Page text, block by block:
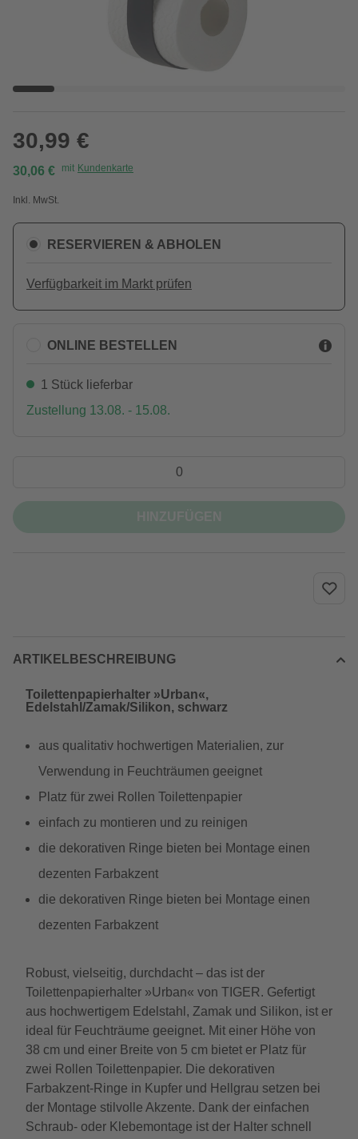
30,99 €
30,06 € mit Kundenkarte
Inkl. MwSt.
RESERVIEREN & ABHOLEN
Verfügbarkeit im Markt prüfen
ONLINE BESTELLEN
1 Stück lieferbar
Zustellung 13.08. - 15.08.
ARTIKELBESCHREIBUNG
Toilettenpapierhalter »Urban«,
Edelstahl/Zamak/Silikon, schwarz
aus qualitativ hochwertigen Materialien, zur
Verwendung in Feuchträumen geeignet
Platz für zwei Rollen Toilettenpapier
einfach zu montieren und zu reinigen
die dekorativen Ringe bieten bei Montage einen
dezenten Farbakzent
die dekorativen Ringe bieten bei Montage einen
dezenten Farbakzent
Robust, vielseitig, durchdacht – das ist der
Toilettenpapierhalter »Urban« von TIGER. Gefertigt
aus hochwertigem Edelstahl, Zamak und Silikon, ist er
ideal für Feuchträume geeignet. Mit einer Höhe von
38 cm und einer Breite von 5 cm bietet er Platz für
zwei Rollen Toilettenpapier. Die dekorativen
Farbakzent-Ringe in Kupfer und Hellgrau setzen bei
der Montage stilvolle Akzente. Dank der einfachen
Schraub- oder Klebemontage ist der Halter schnell